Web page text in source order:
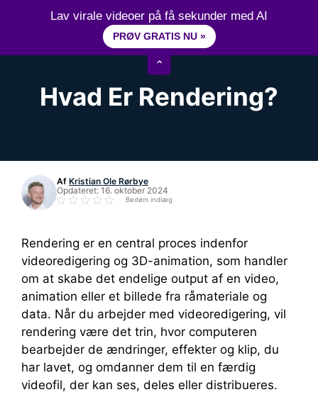
15+ år erfaring inden for videoredigering
Hvad Er Rendering?
Af Kristian Ole Rørbye
Opdateret: 16. oktober 2024
Bedøm indlæg
Rendering er en central proces indenfor
videoredigering og 3D-animation, som handler
om at skabe det endelige output af en video,
animation eller et billede fra råmateriale og
data. Når du arbejder med videoredigering, vil
rendering være det trin, hvor computeren
bearbejder de ændringer, effekter og klip, du
har lavet, og omdanner dem til en færdig
videofil, der kan ses, deles eller distribueres.
Lav virale videoer på få sekunder med AI
PRØV GRATIS NU »
⌃